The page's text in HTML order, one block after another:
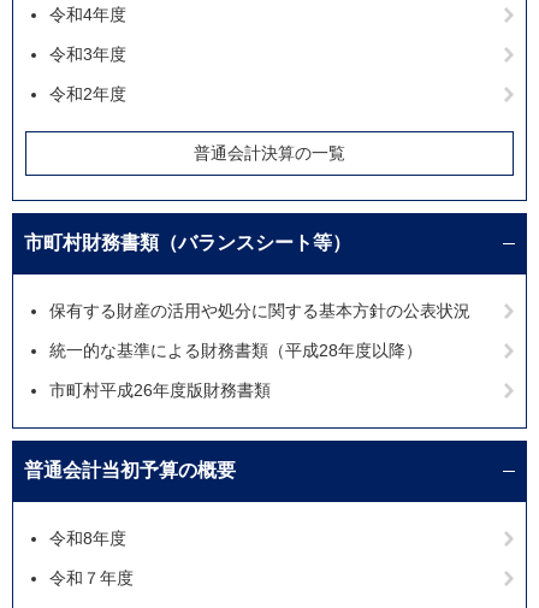
令和4年度
令和3年度
令和2年度
普通会計決算の一覧
市町村財務書類（バランスシート等）
保有する財産の活用や処分に関する基本方針の公表状況
統一的な基準による財務書類（平成28年度以降）
市町村平成26年度版財務書類
普通会計当初予算の概要
令和8年度
令和７年度